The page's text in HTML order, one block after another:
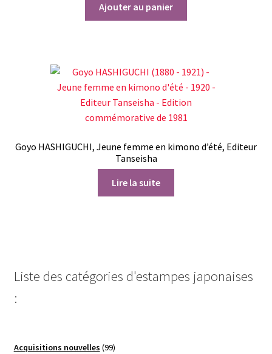
Ajouter au panier
Goyo HASHIGUCHI, Jeune femme en kimono d’été, Editeur
Tanseisha
Lire la suite
Liste des catégories d'estampes japonaises
:
Acquisitions nouvelles 9999